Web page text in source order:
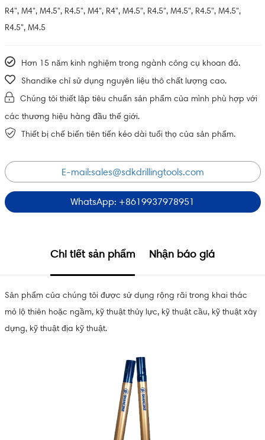
R4", M4", M4.5", R4.5", M4", R4", M4.5", R4.5", M4.5", R4.5", M4.5",
R4.5", M4.5
Hơn 15 năm kinh nghiệm trong ngành công cụ khoan đá.
Shandike chỉ sử dụng nguyên liệu thô chất lượng cao.
Chúng tôi thiết lập tiêu chuẩn sản phẩm của mình phù hợp với
các thương hiệu hàng đầu thế giới.
Thiết bị chế biến tiên tiến kéo dài tuổi thọ của sản phẩm.
E-mail:sales@sdkdrillingtools.com
WhatsApp: +8619937978951
Chi tiết sản phẩm Nhận báo giá
Sản phẩm của chúng tôi được sử dụng rộng rãi trong khai thác
mỏ lộ thiên hoặc ngầm, kỹ thuật thủy lực, kỹ thuật cầu, kỹ thuật xây
dựng, kỹ thuật địa kỹ thuật.